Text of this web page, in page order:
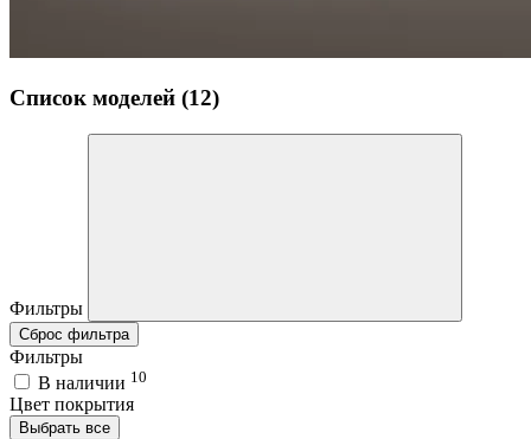
Список моделей (12)
Фильтры
Сброс фильтра
Фильтры
В наличии 10
Цвет покрытия
Выбрать все